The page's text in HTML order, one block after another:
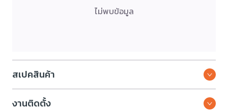
ไม่พบข้อมูล
สเปคสินค้า
งานติดตั้ง